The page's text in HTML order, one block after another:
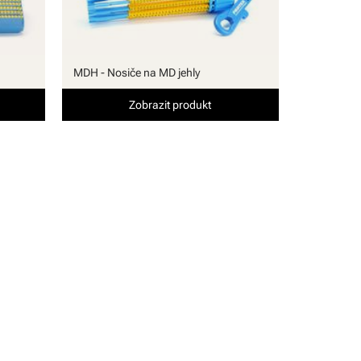
MDH - Nosiče na MD jehly
Zobrazit produkt